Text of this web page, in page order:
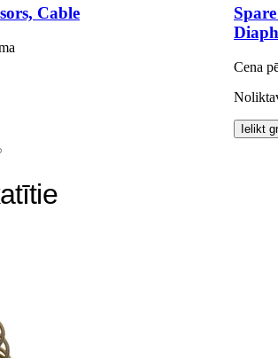
Cable
Cena
Ielikt